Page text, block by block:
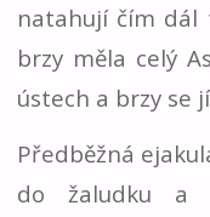
natahují čím dál
brzy měla celý
ústech a brzy se
Předběžná
do žaludku a